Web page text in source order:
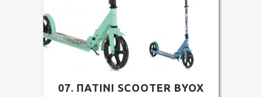
07. ΠΑΤΙΝΙ SCOOTER BYOX